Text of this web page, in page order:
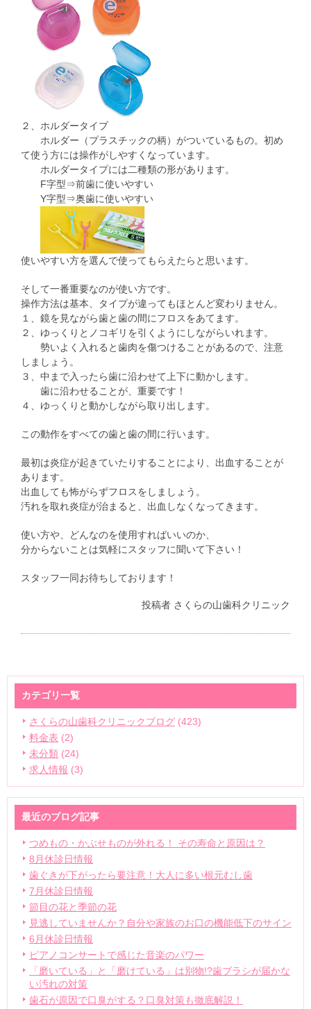
２、ホルダータイプ
ホルダー（プラスチックの柄）がついているもの。初め
て使う方には操作がしやすくなっています。
ホルダータイプには二種類の形があります。
F字型⇒前歯に使いやすい
Y字型⇒奥歯に使いやすい
使いやすい方を選んで使ってもらえたらと思います。
そして一番重要なのが使い方です。
操作方法は基本、タイプが違ってもほとんど変わりません。
１、鏡を見ながら歯と歯の間にフロスをあてます。
２、ゆっくりとノコギリを引くようにしながらいれます。
勢いよく入れると歯肉を傷つけることがあるので、注意
しましょう。
３、中まで入ったら歯に沿わせて上下に動かします。
歯に沿わせることが、重要です！
４、ゆっくりと動かしながら取り出します。
この動作をすべての歯と歯の間に行います。
最初は炎症が起きていたりすることにより、出血することが
あります。
出血しても怖がらずフロスをしましょう。
汚れを取れ炎症が治まると、出血しなくなってきます。
使い方や、どんなのを使用すればいいのか、
分からないことは気軽にスタッフに聞いて下さい！
スタッフ一同お待ちしております！
投稿者 さくらの山歯科クリニック
カテゴリ一覧
さくらの山歯科クリニックブログ (423)
料金表 (2)
未分類 (24)
求人情報 (3)
最近のブログ記事
つめもの・かぶせものが外れる！ その寿命と原因は？
8月休診日情報
歯ぐきが下がったら要注意！大人に多い根元むし歯
7月休診日情報
節目の花と季節の花
見逃していませんか？自分や家族のお口の機能低下のサイン
6月休診日情報
ピアノコンサートで感じた音楽のパワー
「磨いている」と「磨けている」は別物!?歯ブラシが届かな
い汚れの対策
歯石が原因で口臭がする？口臭対策も徹底解説！